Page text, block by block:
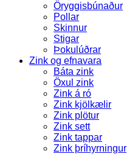
Öryggisbúnaður
Pollar
Skinnur
Stigar
Þokulúðrar
Zink og efnavara
Báta zink
Öxul zink
Zink á ró
Zink kjölkælir
Zink plötur
Zink sett
Zink tappar
Zink þríhyrningur